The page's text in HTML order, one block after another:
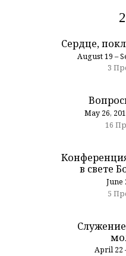
Сердце,
August 19 –
3
May 26,
16
в свете
June
5
April 22